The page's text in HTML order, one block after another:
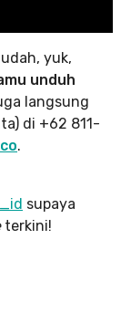
yuk,
unduh
langsung
di +62 811-
.
supaya
terkini!